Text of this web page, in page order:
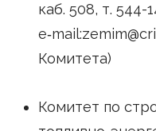
каб. 508, т. 544-
Комитета)
Комитет по